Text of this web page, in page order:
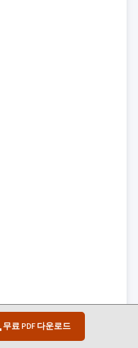
무료 PDF 다운로드